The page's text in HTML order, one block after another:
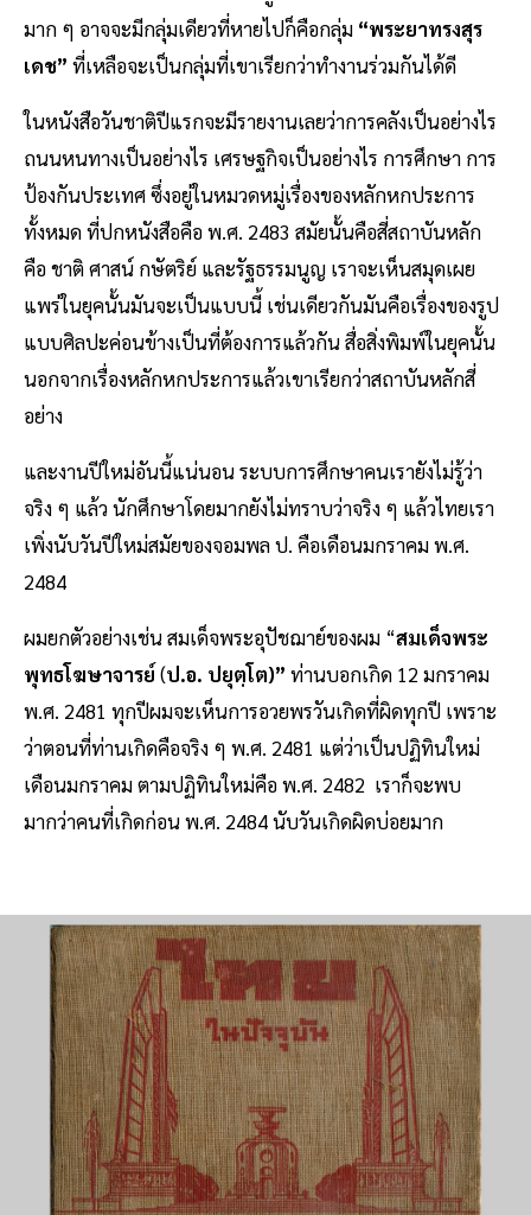
มาก ๆ อาจจะมีกลุ่มเดียวที่หายไปก็คือกลุ่ม “พระยาทรงสุร
เดช” ที่เหลือจะเป็นกลุ่มที่เขาเรียกว่าทำงานร่วมกันได้ดี
ในหนังสือวันชาติปีแรกจะมีรายงานเลยว่าการคลังเป็นอย่างไร
ถนนหนทางเป็นอย่างไร เศรษฐกิจเป็นอย่างไร การศึกษา การ
ป้องกันประเทศ ซึ่งอยู่ในหมวดหมู่เรื่องของหลักหกประการ
ทั้งหมด ที่ปกหนังสือคือ พ.ศ. 2483 สมัยนั้นคือสี่สถาบันหลัก
คือ ชาติ ศาสน์ กษัตริย์ และรัฐธรรมนูญ เราจะเห็นสมุดเผย
แพร่ในยุคนั้นมันจะเป็นแบบนี้ เช่นเดียวกันมันคือเรื่องของรูป
แบบศิลปะค่อนข้างเป็นที่ต้องการแล้วกัน สื่อสิ่งพิมพ์ในยุคนั้น
นอกจากเรื่องหลักหกประการแล้วเขาเรียกว่าสถาบันหลักสี่
อย่าง
และงานปีใหม่อันนี้แน่นอน ระบบการศึกษาคนเรายังไม่รู้ว่า
จริง ๆ แล้ว นักศึกษาโดยมากยังไม่ทราบว่าจริง ๆ แล้วไทยเรา
เพิ่งนับวันปีใหม่สมัยของจอมพล ป. คือเดือนมกราคม พ.ศ.
2484
ผมยกตัวอย่างเช่น สมเด็จพระอุปัชฌาย์ของผม “สมเด็จพระ
พุทธโฆษาจารย์(ป.อ. ปยุตฺโต)” ท่านบอกเกิด 12 มกราคม
พ.ศ. 2481 ทุกปีผมจะเห็นการอวยพรวันเกิดที่ผิดทุกปี เพราะ
ว่าตอนที่ท่านเกิดคือจริง ๆ พ.ศ. 2481 แต่ว่าเป็นปฏิทินใหม่
เดือนมกราคม ตามปฏิทินใหม่คือ พ.ศ. 2482 เราก็จะพบ
มากว่าคนที่เกิดก่อน พ.ศ. 2484 นับวันเกิดผิดบ่อยมาก